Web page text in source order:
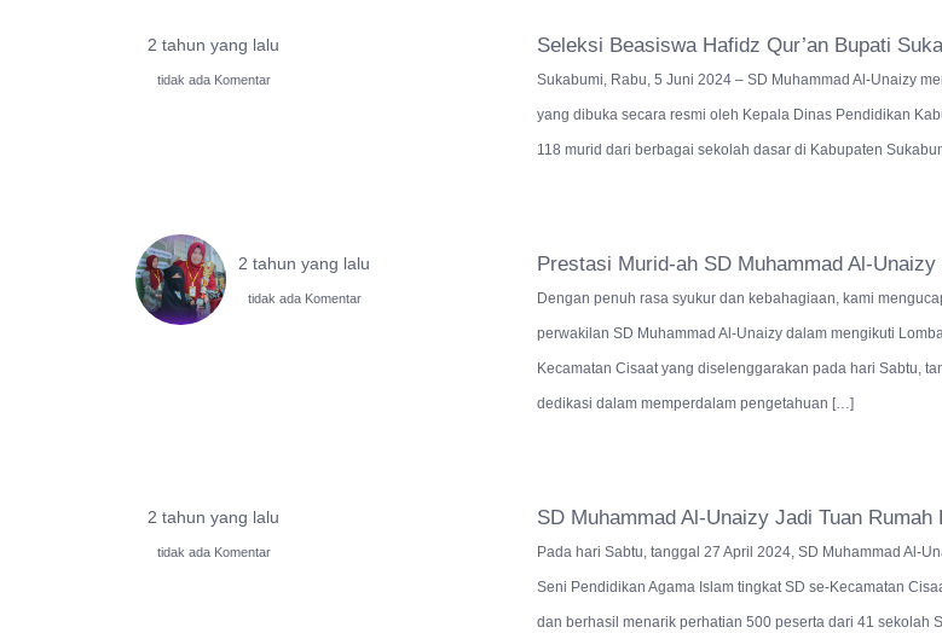
2 tahun yang lalu
tidak ada Komentar
Seleksi Beasiswa Hafidz Qur’an Bupati
Sukabumi, Rabu, 5 Juni 2024 – SD Muhammad Al-Unaizy
yang dibuka secara resmi oleh Kepala Dinas Pendidikan
118 murid dari berbagai sekolah dasar di Kabupaten
2 tahun yang lalu
tidak ada Komentar
Prestasi Murid-ah SD Muhammad Al-
Dengan penuh rasa syukur dan kebahagiaan, kami
perwakilan SD Muhammad Al-Unaizy dalam mengikuti
Kecamatan Cisaat yang diselenggarakan pada hari Sabtu,
dedikasi dalam memperdalam pengetahuan […]
2 tahun yang lalu
tidak ada Komentar
SD Muhammad Al-Unaizy Jadi Tuan Rumah
Pada hari Sabtu, tanggal 27 April 2024, SD Muhammad Al-
Seni Pendidikan Agama Islam tingkat SD se-Kecamatan
dan berhasil menarik perhatian 500 peserta dari 41